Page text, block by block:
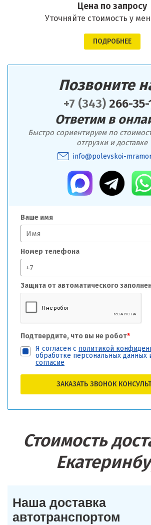
Цена по запросу
Уточняйте стоимость у
ПОДРОБНЕЕ
Позвоните
+7 (343)266-35-
Ответим в
Быстро сориентируем по
отгрузки и доставке
info@polevskoi-
Ваше имя
Номер телефона
Защита от автоматического
Подтвердите, что вы не робот*
Я согласен с политикой
обработке персональных данных
согласие
ЗАКАЗАТЬ ЗВОНОК
Стоимость
Наша доставка
автотранспортом